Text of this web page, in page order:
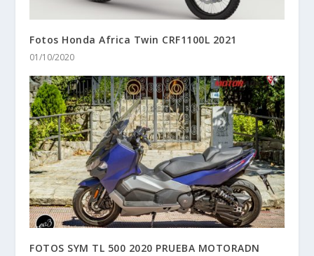
Fotos Honda Africa Twin CRF1100L 2021
01/10/2020
FOTOS SYM TL 500 2020 PRUEBA MOTORADN